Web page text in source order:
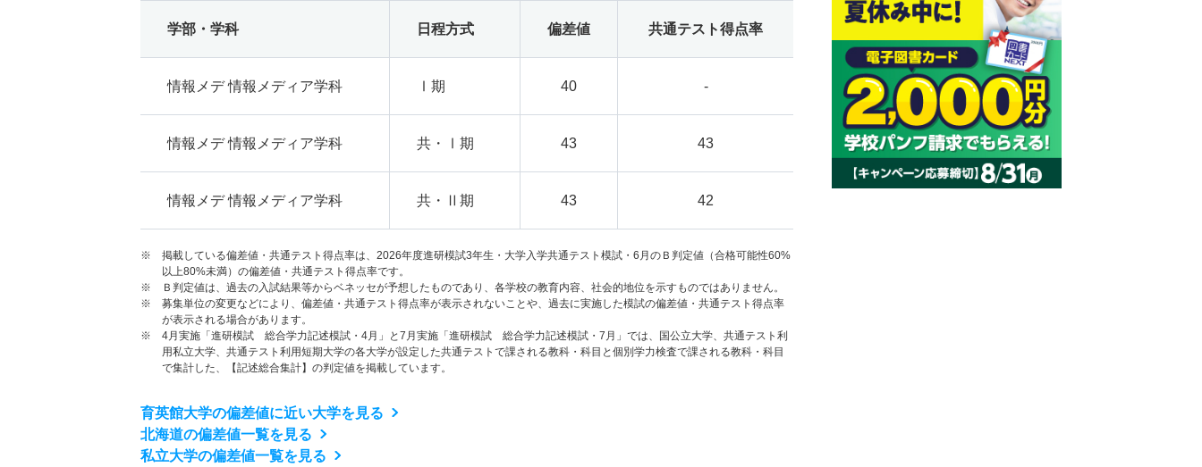
学部・学科 日程方式 偏差値 共通テスト得点率
情報メデ 情報メディア学科 Ⅰ期 40 -
情報メデ 情報メディア学科 共・Ⅰ期 43 43
情報メデ 情報メディア学科 共・Ⅱ期 43 42
※ 掲載している偏差値・共通テスト得点率は、2026年度進研模試3年生・大学入学共通テスト模試・6月のＢ判定値（合格可能性60%
以上80%未満）の偏差値・共通テスト得点率です。
※ Ｂ判定値は、過去の入試結果等からベネッセが予想したものであり、各学校の教育内容、社会的地位を示すものではありません。
※ 募集単位の変更などにより、偏差値・共通テスト得点率が表示されないことや、過去に実施した模試の偏差値・共通テスト得点率
が表示される場合があります。
※ 4月実施「進研模試 総合学力記述模試・4月」と7月実施「進研模試 総合学力記述模試・7月」では、国公立大学、共通テスト利
用私立大学、共通テスト利用短期大学の各大学が設定した共通テストで課される教科・科目と個別学力検査で課される教科・科目
で集計した、【記述総合集計】の判定値を掲載しています。
育英館大学の偏差値に近い大学を見る
北海道の偏差値一覧を見る
私立大学の偏差値一覧を見る